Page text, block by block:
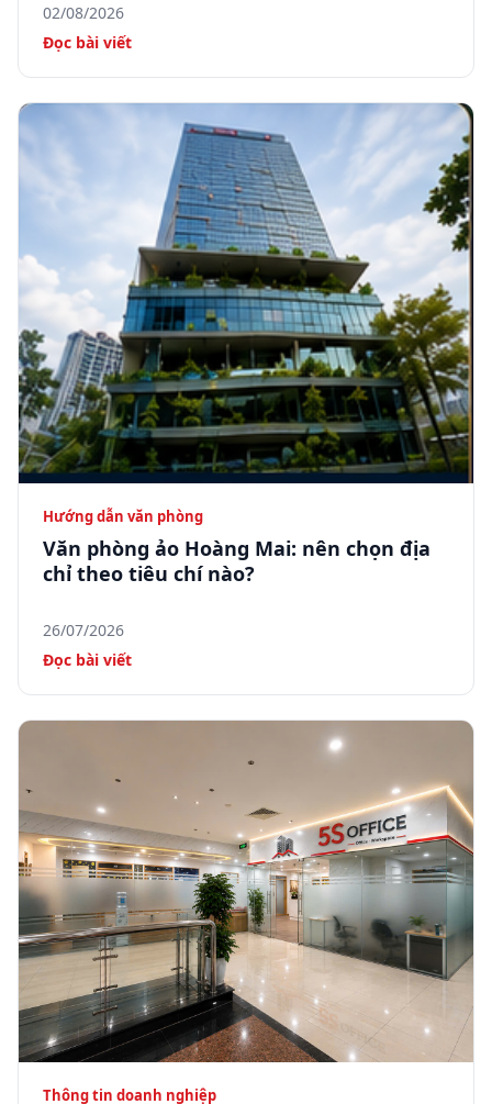
02/08/2026
Đọc bài viết
Hướng dẫn văn phòng
Văn phòng ảo Hoàng Mai: nên chọn địa
chỉ theo tiêu chí nào?
26/07/2026
Đọc bài viết
Thông tin doanh nghiệp